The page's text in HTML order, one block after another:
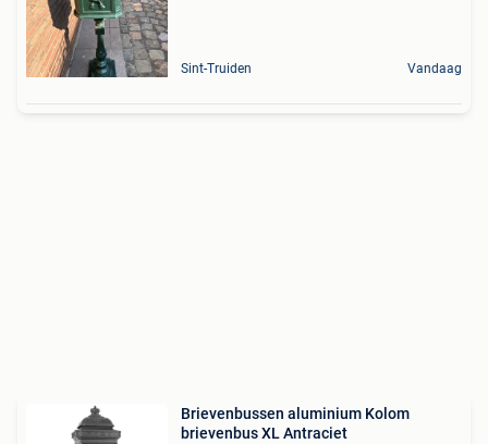
Sint-Truiden Vandaag
Brievenbussen aluminium Kolom
brievenbus XL Antraciet